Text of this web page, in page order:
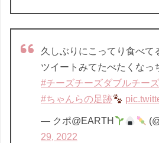
久しぶりにこってり食べて
#チーズチーズダブルチー
#ちゃんらの足跡
— クポ@EARTH
29, 2022